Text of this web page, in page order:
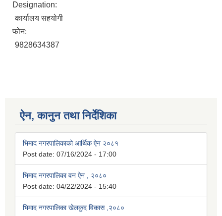
Designation:
कार्यालय सहयोगी
फोन:
9828634387
ऐन, कानुन तथा निर्देशिका
भिमाद नगरपालिकाको आर्थिक ऐन २०८१
Post date: 07/16/2024 - 17:00
भिमाद नगरपालिका वन ऐन , २०८०
Post date: 04/22/2024 - 15:40
भिमाद नगरपालिका खेलकुद विकास ,२०८०